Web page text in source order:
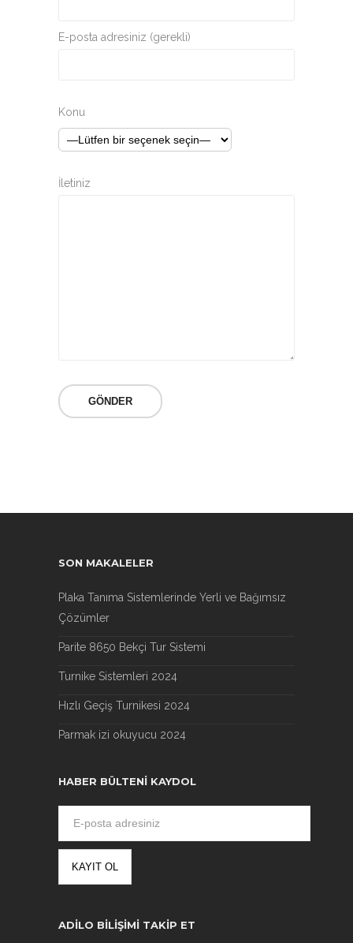
E-posta adresiniz (gerekli)
Konu
İletiniz
SON MAKALELER
Plaka Tanıma Sistemlerinde Yerli ve Bağımsız
Çözümler
Parite 8650 Bekçi Tur Sistemi
Turnike Sistemleri 2024
Hızlı Geçiş Turnikesi 2024
Parmak izi okuyucu 2024
HABER BÜLTENI KAYDOL
ADILO BILIŞIMI TAKIP ET